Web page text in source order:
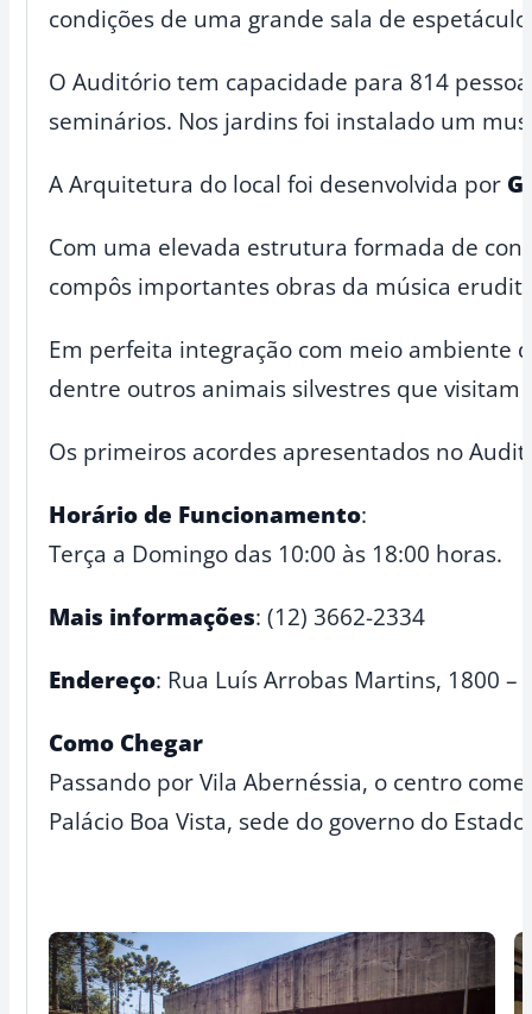
condições de uma grande sala de
O Auditório tem capacidade para 814
seminários. Nos jardins foi instalado um
A Arquitetura do local foi desenvolvida por
Com uma elevada estrutura formada de
compôs importantes obras da música
Em perfeita integração com meio ambiente
dentre outros animais silvestres que visitam
Os primeiros acordes apresentados no
Horário de Funcionamento:
Terça a Domingo das 10:00 às 18:00 horas.
Mais informações: (12) 3662-2334
Endereço: Rua Luís Arrobas Martins, 1800 –
Como Chegar
Passando por Vila Abernéssia, o centro
Palácio Boa Vista, sede do governo do